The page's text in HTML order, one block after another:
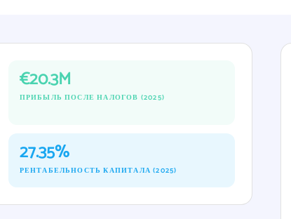
€20.3M
ПРИБЫЛЬ ПОСЛЕ НАЛОГОВ (2025)
27.35%
РЕНТАБЕЛЬНОСТЬ КАПИТАЛА (2025)